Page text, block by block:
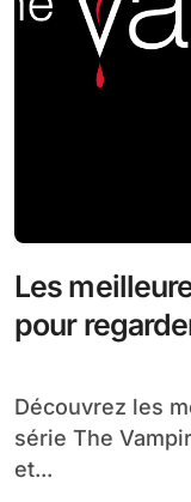
Les
pour
Découvrez les meilleurs sites pour regarder la
série The
et...